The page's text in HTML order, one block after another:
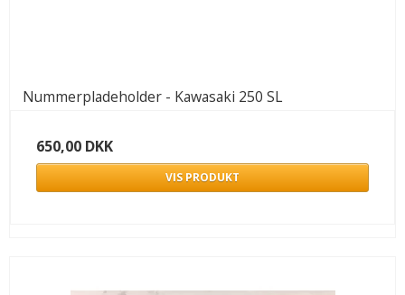
Nummerpladeholder - Kawasaki 250 SL
650,00 DKK
VIS PRODUKT